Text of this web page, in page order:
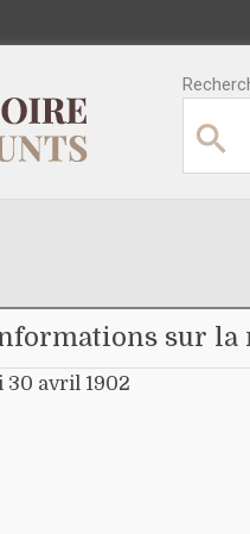
sur la
30 avril 1902